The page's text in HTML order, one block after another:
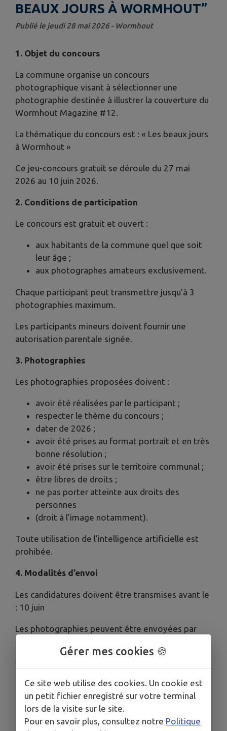
BEAUX JOURS À WORMHOUT”
Publié le jeudi 28 mai 2026 - Wormhout
1. Objet du concours
La commune organise un concours
photographique visant à sélectionner une
photographie destinée à illustrer la couverture du
Wormhout Magazine #12.
La thématique du concours est : « Les beaux jours
à Wormhout »
Ce jeu-concours gratuit se déroule du 27 mai
2026 au 10 juin 2026.
2. Conditions de participation
Le concours est gratuit et ouvert :
aux habitants de la commune quel que soit
leur âge ;
aux photographes amateurs exclusivement.
Chaque participant peut transmettre jusqu’à 3
photographies maximum.
Les participants mineurs doivent fournir une
autorisation parentale signée.
3. Photographies
Les photographies proposées doivent :
avoir été réalisées par le participant ;
respecter le thème du concours ;
dater de 2026 ;
avoir été prises au format portrait et en très
bonne résolution ;
avoir été prises sur le territoire communal ;
être libres de droits ;
ne pas porter atteinte aux droits des
personnes
(droit à l’image notamment).
Toute utilisation de l’intelligence artificielle est
prohibée.
4. Modalités d’envoi
Les candidatures doivent être transmises avant le
: 10 juin
Les photographies peuvent être envoyées par
courriel à :
Chaque participation devra comporter :
nom et prénom du participant ;
adresse ;
numéro de téléphone ;
adresse mail.
Gérer mes cookies 🍪
Ce site web utilise des cookies. Un cookie est
un petit fichier enregistré sur votre terminal
lors de la visite sur le site.
Pour en savoir plus, consultez notre Politique